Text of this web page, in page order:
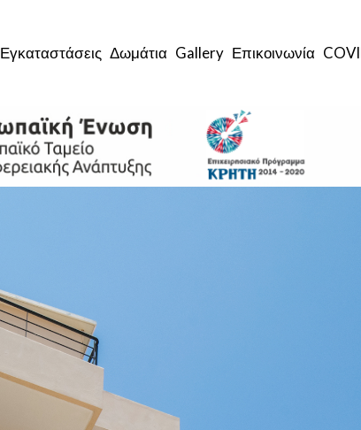
Εγκαταστάσεις Δωμάτια Gallery Επικοινωνία